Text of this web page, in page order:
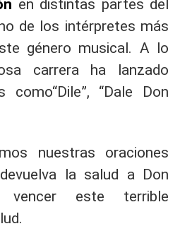
en distintas partes del
de los intérpretes más
género musical. A lo
carrera ha lanzado
como“Dile”, “Dale Don
nuestras oraciones
la salud a Don
este terrible